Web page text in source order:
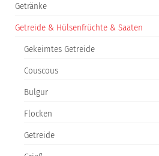
Getränke
Getreide & Hülsenfrüchte & Saaten
Gekeimtes Getreide
Couscous
Bulgur
Flocken
Getreide